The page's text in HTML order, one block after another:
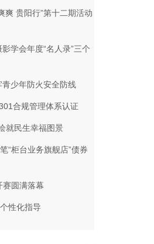
爽 贵阳行”第十二期活动
学会年度“名人录”三个
少年防火安全防线
合规管理体系认证
就民生幸福图景
“柜台业务旗舰店”债券
赛圆满落幕
性化指导